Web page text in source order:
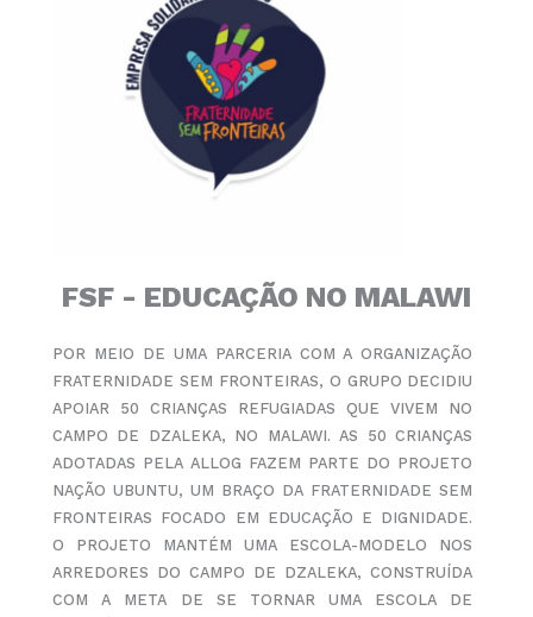
FSF - EDUCAÇÃO NO MALAWI
POR MEIO DE UMA PARCERIA COM A ORGANIZAÇÃO
FRATERNIDADE SEM FRONTEIRAS, O GRUPO DECIDIU
APOIAR 50 CRIANÇAS REFUGIADAS QUE VIVEM NO
CAMPO DE DZALEKA, NO MALAWI. AS 50 CRIANÇAS
ADOTADAS PELA ALLOG FAZEM PARTE DO PROJETO
NAÇÃO UBUNTU, UM BRAÇO DA FRATERNIDADE SEM
FRONTEIRAS FOCADO EM EDUCAÇÃO E DIGNIDADE.
O PROJETO MANTÉM UMA ESCOLA-MODELO NOS
ARREDORES DO CAMPO DE DZALEKA, CONSTRUÍDA
COM A META DE SE TORNAR UMA ESCOLA DE